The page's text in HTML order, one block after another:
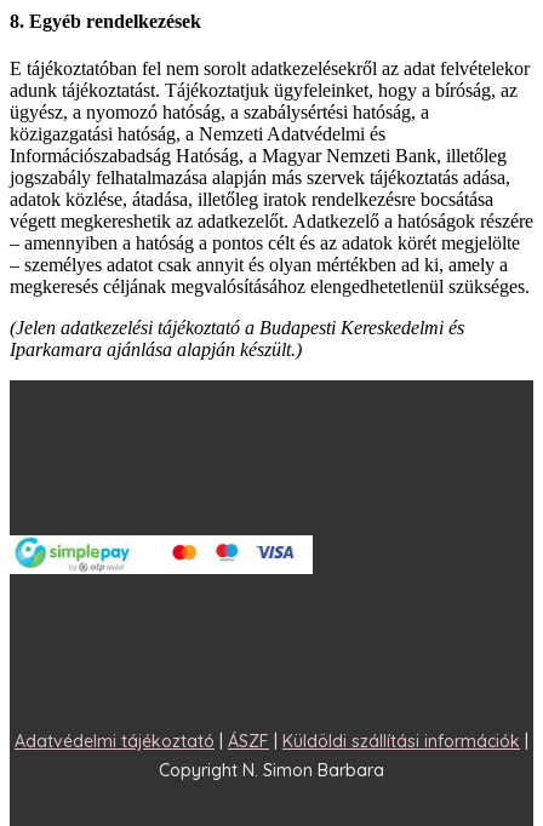
8. Egyéb rendelkezések
E tájékoztatóban fel nem sorolt adatkezelésekről az adat felvételekor
adunk tájékoztatást. Tájékoztatjuk ügyfeleinket, hogy a bíróság, az
ügyész, a nyomozó hatóság, a szabálysértési hatóság, a
közigazgatási hatóság, a Nemzeti Adatvédelmi és
Információszabadság Hatóság, a Magyar Nemzeti Bank, illetőleg
jogszabály felhatalmazása alapján más szervek tájékoztatás adása,
adatok közlése, átadása, illetőleg iratok rendelkezésre bocsátása
végett megkereshetik az adatkezelőt. Adatkezelő a hatóságok részére
– amennyiben a hatóság a pontos célt és az adatok körét megjelölte
– személyes adatot csak annyit és olyan mértékben ad ki, amely a
megkeresés céljának megvalósításához elengedhetetlenül szükséges.
(Jelen adatkezelési tájékoztató a Budapesti Kereskedelmi és
Iparkamara ajánlása alapján készült.)
Adatvédelmi tájékoztató ÁSZF Küldöldi szállítási információk
Copyright N. Simon Barbara